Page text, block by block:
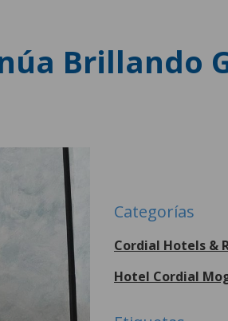
Brillando
Categorías
Cordial Hotels &
Hotel Cordial